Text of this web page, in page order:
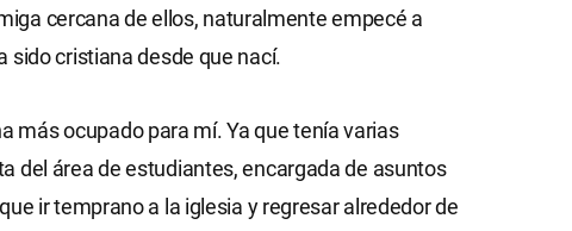
cercana de ellos, naturalmente empecé a
sido cristiana desde que nací.
más ocupado para mí. Ya que tenía varias
del área de estudiantes, encargada de asuntos
ir temprano a la iglesia y regresar alrededor de